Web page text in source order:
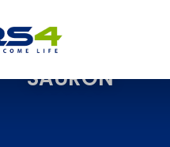
SAURON